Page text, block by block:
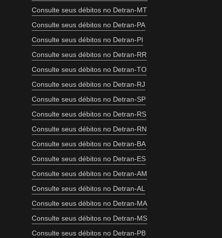
Consulte seus débitos no Detran-MT
Consulte seus débitos no Detran-PA
Consulte seus débitos no Detran-PI
Consulte seus débitos no Detran-RR
Consulte seus débitos no Detran-TO
Consulte seus débitos no Detran-RJ
Consulte seus débitos no Detran-SP
Consulte seus débitos no Detran-RS
Consulte seus débitos no Detran-RN
Consulte seus débitos no Detran-BA
Consulte seus débitos no Detran-ES
Consulte seus débitos no Detran-AM
Consulte seus débitos no Detran-AL
Consulte seus débitos no Detran-MA
Consulte seus débitos no Detran-MS
Consulte seus débitos no Detran-PB